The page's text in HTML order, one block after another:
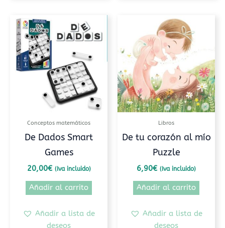
Conceptos matemáticos
De Dados Smart
Games
20,00€ (Iva incluido)
Añadir al carrito
Añadir a lista de
deseos
Libros
De tu corazón al mío
Puzzle
6,90€ (Iva incluido)
Añadir al carrito
Añadir a lista de
deseos